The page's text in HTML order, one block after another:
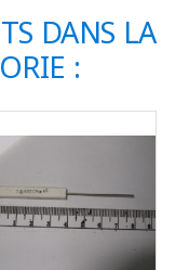
DANS LA
: